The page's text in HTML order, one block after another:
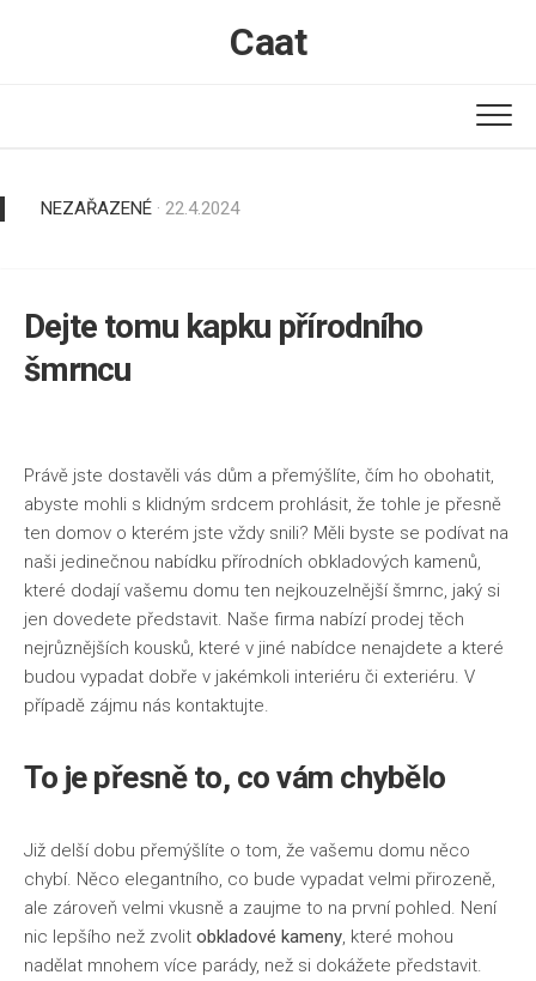
Caat
NEZAŘAZENÉ · 22.4.2024
Dejte tomu kapku přírodního
šmrncu
Právě jste dostavěli vás dům a přemýšlíte, čím ho obohatit,
abyste mohli s klidným srdcem prohlásit, že tohle je přesně
ten domov o kterém jste vždy snili? Měli byste se podívat na
naši jedinečnou nabídku přírodních obkladových kamenů,
které dodají vašemu domu ten nejkouzelnější šmrnc, jaký si
jen dovedete představit. Naše firma nabízí prodej těch
nejrůznějších kousků, které v jiné nabídce nenajdete a které
budou vypadat dobře v jakémkoli interiéru či exteriéru. V
případě zájmu nás kontaktujte.
To je přesně to, co vám chybělo
Již delší dobu přemýšlíte o tom, že vašemu domu něco
chybí. Něco elegantního, co bude vypadat velmi přirozeně,
ale zároveň velmi vkusně a zaujme to na první pohled. Není
nic lepšího než zvolit obkladové kameny, které mohou
nadělat mnohem více parády, než si dokážete představit.